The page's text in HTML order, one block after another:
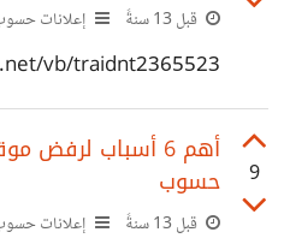
قبل 13 سنةً إعلانات
vb/traidnt2365523/
9
أهم 6 أسباب لرفض
حسوب
قبل 13 سنةً إعلانات